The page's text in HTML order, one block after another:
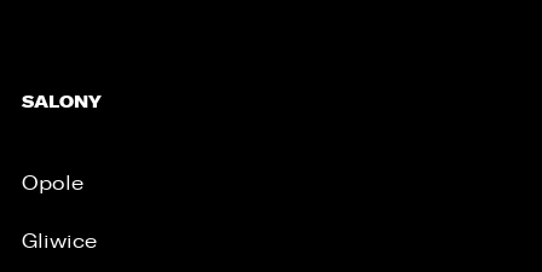
SALONY
Opole
Gliwice